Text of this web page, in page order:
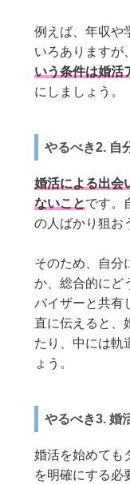
例えば、年収や
いろありますが、
いう条件は婚活
にしましょう。
やるべき2. 自
婚活による出会
ないことです。
の人ばかり狙お
そのため、自分
か、総合的にど
バイザーと共有
直に伝えると、
たり、中には軌
ょう。
やるべき3. 婚
婚活を始めても
を明確にする必